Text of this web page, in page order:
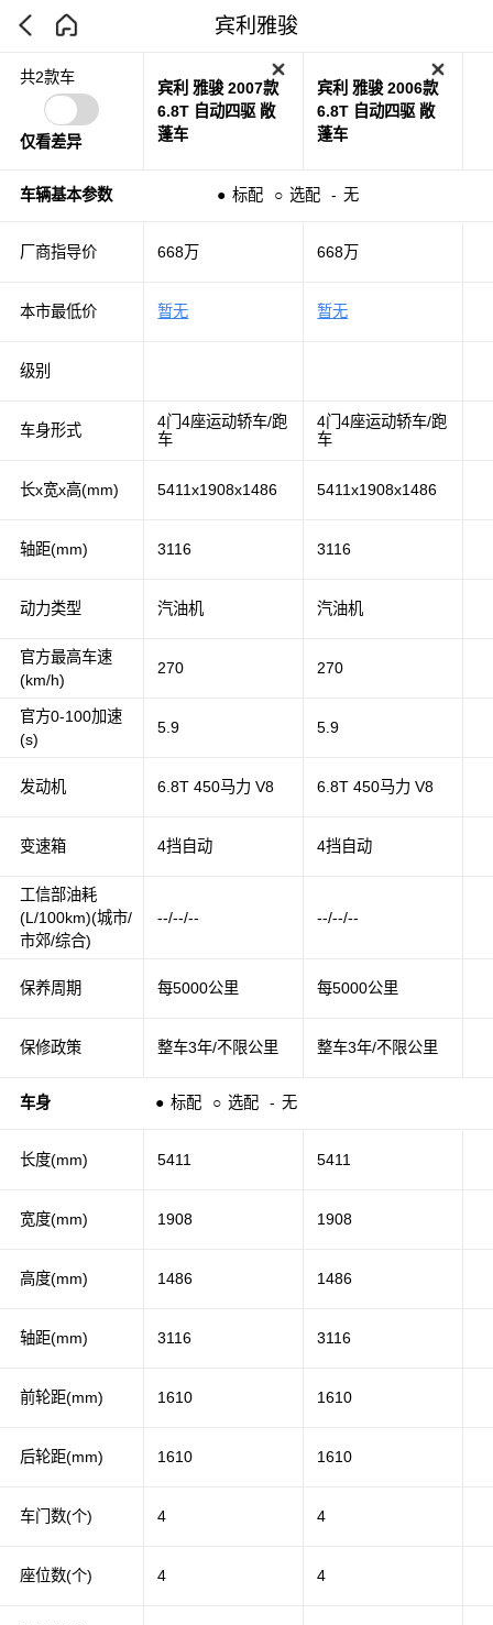
宾利雅骏
共2款车
仅看差异
宾利 雅骏 2007款
6.8T 自动四驱 敞
蓬车
宾利 雅骏 2006款
6.8T 自动四驱 敞
蓬车
车辆基本参数 ● 标配 ○ 选配 - 无
厂商指导价
本市最低价
级别
车身形式
长x宽x高(mm)
轴距(mm)
动力类型
官方最高车速
(km/h)
官方0-100加速
(s)
发动机
变速箱
工信部油耗
(L/100km)(城市/
市郊/综合)
保养周期
保修政策
车身 ● 标配 ○ 选配 - 无
长度(mm)
宽度(mm)
高度(mm)
轴距(mm)
前轮距(mm)
后轮距(mm)
车门数(个)
座位数(个)
668万 668万
暂无 暂无
4门4座运动轿车/跑
车
4门4座运动轿车/跑
车
5411x1908x1486 5411x1908x1486
3116 3116
汽油机 汽油机
270 270
5.9 5.9
6.8T 450马力 V8 6.8T 450马力 V8
4挡自动 4挡自动
--/--/-- --/--/--
每5000公里 每5000公里
整车3年/不限公里 整车3年/不限公里
5411 5411
1908 1908
1486 1486
3116 3116
1610 1610
1610 1610
4 4
4 4